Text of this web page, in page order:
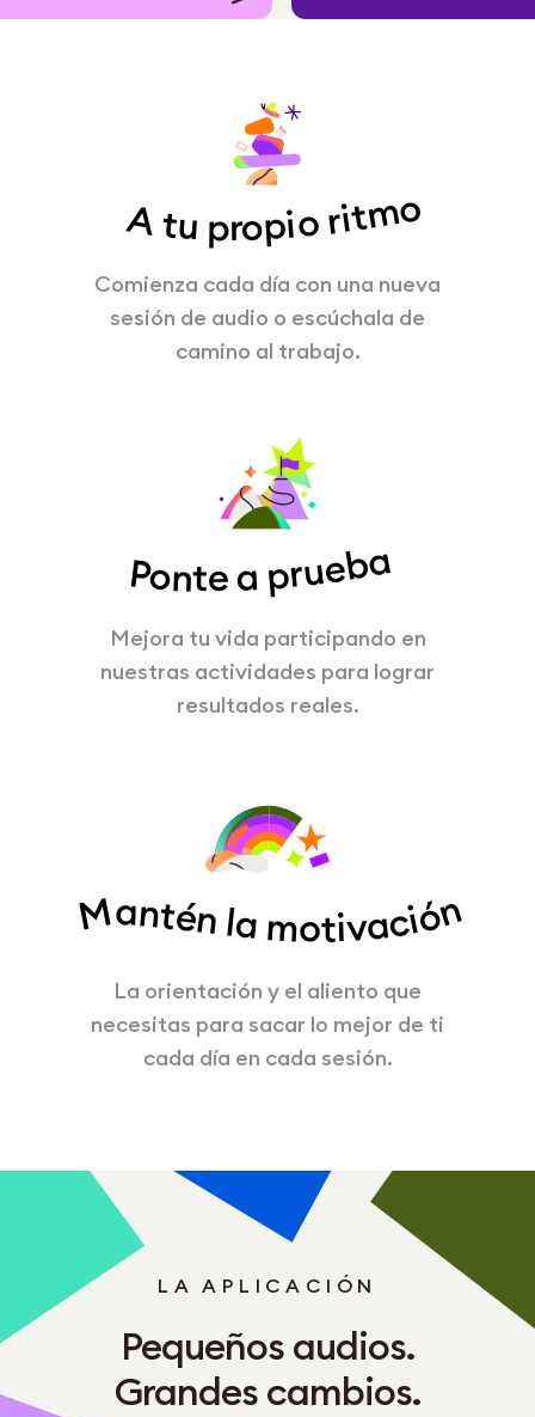
A tu propio ritmo
Comienza cada día con una nueva
sesión de audio o escúchala de
camino al trabajo.
Ponte a prueba
Mejora tu vida participando en
nuestras actividades para lograr
resultados reales.
Mantén la motivación
La orientación y el aliento que
necesitas para sacar lo mejor de ti
cada día en cada sesión.
LA APLICACIÓN
Pequeños audios.
Grandes cambios.